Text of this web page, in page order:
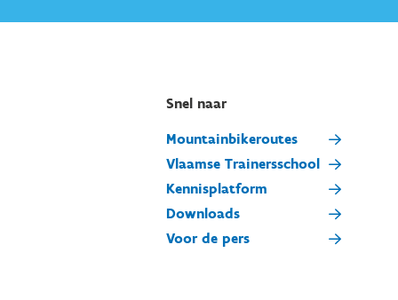
Snel naar
Mountainbikeroutes
Vlaamse Trainersschool
Kennisplatform
Downloads
Voor de pers